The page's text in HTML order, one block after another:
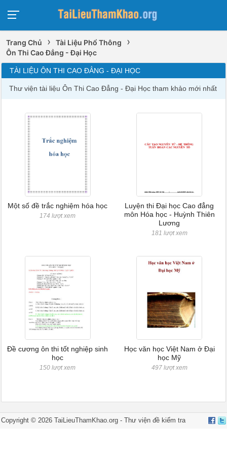
Trang Chủ › Tài Liệu Phổ Thông ›
Ôn Thi Cao Đẳng - Đại Học
TÀI LIỆU ÔN THI CAO ĐẲNG - ĐẠI HỌC
Thư viện tài liệu Ôn Thi Cao Đẳng - Đại Học tham khảo mới nhất
Một số đề trắc nghiệm hóa học
174 lượt xem
Luyện thi Đại học Cao đẳng
môn Hóa học - Huỳnh Thiên
Lương
181 lượt xem
Đề cương ôn thi tốt nghiệp sinh
học
150 lượt xem
Học văn học Việt Nam ở Đại
học Mỹ
497 lượt xem
Copyright © 2026 TaiLieuThamKhao.org -Thư viện đề kiểm tra